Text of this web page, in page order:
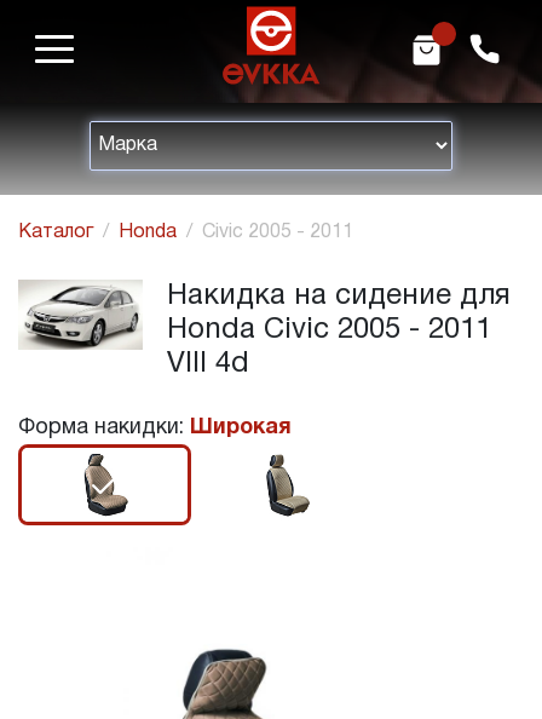
h m
Каталог Honda Civic 2005 - 2011
Накидка на сидение для
Honda Civic 2005 - 2011
VIII 4d
Форма накидки: Широкая
r